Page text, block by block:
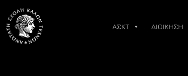
content
ΑΣΚΤ ΔΙΟΙΚΗΣΗ